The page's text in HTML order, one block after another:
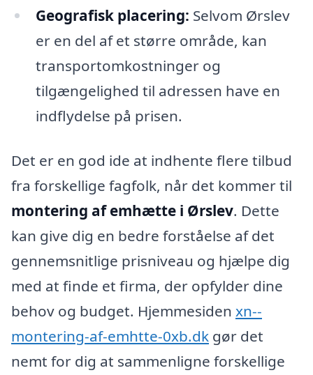
Geografisk placering: Selvom Ørslev
er en del af et større område, kan
transportomkostninger og
tilgængelighed til adressen have en
indflydelse på prisen.
Det er en god ide at indhente flere tilbud
fra forskellige fagfolk, når det kommer til
montering af emhætte i Ørslev. Dette
kan give dig en bedre forståelse af det
gennemsnitlige prisniveau og hjælpe dig
med at finde et firma, der opfylder dine
behov og budget. Hjemmesiden xn--
montering-af-emhtte-0xb.dk gør det
nemt for dig at sammenligne forskellige